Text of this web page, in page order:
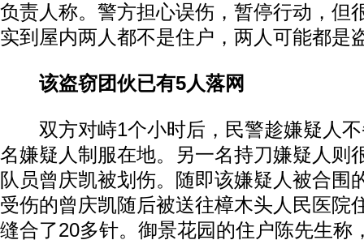
负责人称。警方担心误伤，暂停行动，但
实到屋内两人都不是住户，两人可能都是
该盗窃团伙已有5人落网
双方对峙1个小时后，民警趁嫌疑人不
名嫌疑人制服在地。另一名持刀嫌疑人则
队员曾庆凯被划伤。随即该嫌疑人被合围
受伤的曾庆凯随后被送往樟木头人民医院
缝合了20多针。御景花园的住户陈先生称